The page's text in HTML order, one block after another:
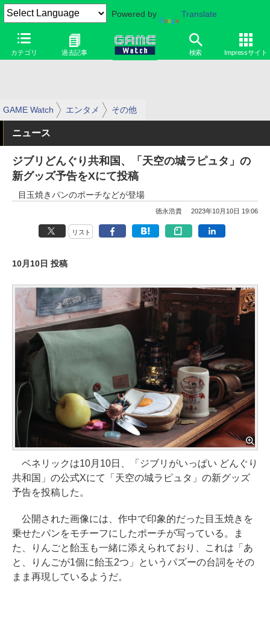
Powered by Translate
カテゴリ 過去記事 検索 Impressサイト
GAME Watch エンタメ その他
ニュース
ジブリどんぐり共和国、「天空の城ラピュタ」の
新グッズ予告をXにて投稿
目玉焼きパンのポーチなどが登場
徳永浩貴 2023年10月10日 19:06
リスト
10月10日 投稿
ベネリックは10月10日、「ジブリがいっぱい どんぐり
共和国」の公式Xにて「天空の城ラピュタ」の新グッズ
予告を投稿した。
公開された画像には、作中で印象的だった目玉焼きを
乗せたパンをモチーフにしたポーチが写っている。ま
た、りんごと飴玉も一緒に添えられており、これは「あ
と、りんごが1個に飴玉2つ」というパズーの台詞をその
まま再現しているようだ。